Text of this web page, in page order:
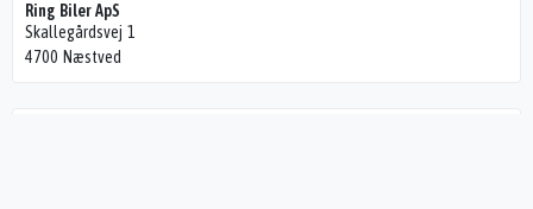
Ring Biler ApS
Skallegårdsvej 1
4700 Næstved